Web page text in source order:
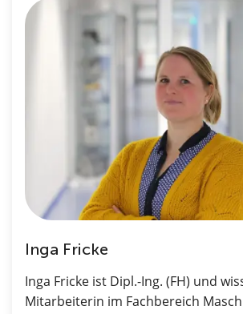
Inga Fricke
Inga Fricke ist Dipl.-Ing. (FH) und
Mitarbeiterin im Fachbereich